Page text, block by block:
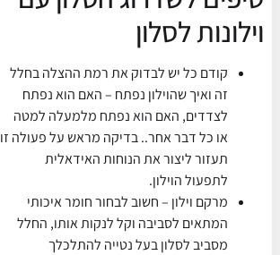
וילונות לסלון
קודם כל יש לבדוק את רמת ההצלה בחלל
זה ואיך שהוילון נפתח – האם הוא נפתח
לצדדים, האם הוא נפתח מלמעלה למטה
או כל דבר אחר.. בדיקה מראש על פעולה זו
תעזור ליצור את הנוחות האידאלית
לתפעול הוילון.
מרקם וילון – חשוב לבחור חומר איכותי
המתאים לסביבה וקל לנקות אותו, החלל
מסביב לסלון בעל נטייה להתלכלך